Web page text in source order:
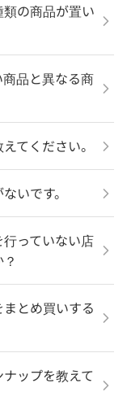
類の商品が置い
商品と異なる商
てください。
いです。
行っていない店
まとめ買いする
ップを教えて